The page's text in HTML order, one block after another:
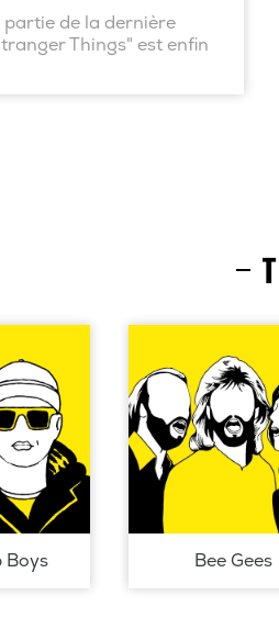
partie de la dernière
Things" est enfin
Boys Bee Gees